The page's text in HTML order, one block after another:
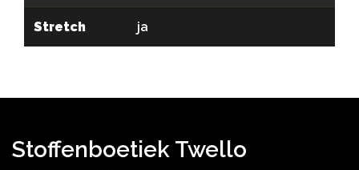
Stretch ja
Stoffenboetiek Twello